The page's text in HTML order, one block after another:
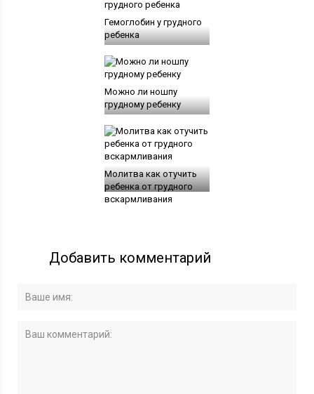
Гемоглобин у грудного
ребенка
Можно ли ношпу
грудному ребенку
Молитва как отучить
ребенка от грудного
вскармливания
Добавить комментарий